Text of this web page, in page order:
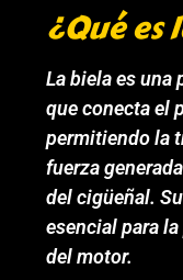
¿Qué es
La biela es una
que conecta el
permitiendo la
fuerza
del cigüeñal.
esencial para
del motor.